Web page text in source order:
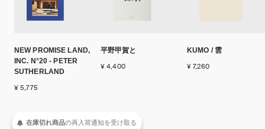
NEW PROMISE LAND,
INC. N°20 - PETER
SUTHERLAND
¥ 5,775
平野甲賀と
¥ 4,400
KUMO / 雲
¥ 7,260
在庫切れ商品の再入荷通知を受け取る